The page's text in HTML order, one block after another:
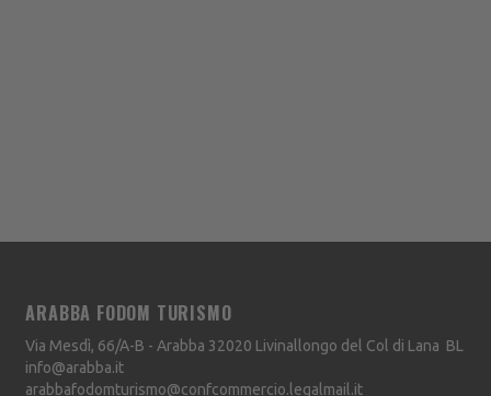
ARABBA FODOM TURISMO
Via Mesdì, 66/A-B - Arabba 32020 Livinallongo del Col di Lana BL
info@arabba.it
arabbafodomturismo@confcommercio.legalmail.it